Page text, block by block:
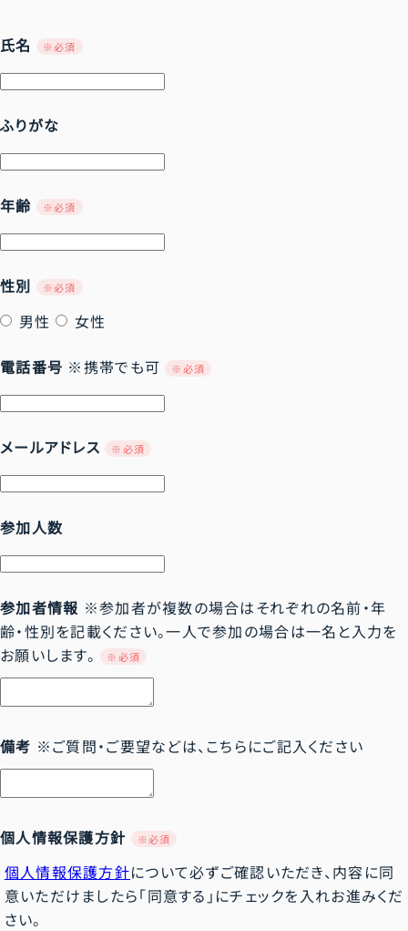
入院のご案内パンフレット
がん診療
医師紹介
腎臓内科
糖尿病内分泌代謝内科
血液内科
膠原病内科
心身医療科
心臓血管外科
耳鼻咽喉科
眼科
皮膚科
形成外科
放射線科
麻酔科
病理診断科
産婦人科
医療安全管理室
感染管理室
栄養科
臨床検査科
薬剤科
外来化学療法センター
透析センター
栄養サポートチーム（NST）
緩和ケアチーム
その他
医療連携支援センター
訪問看護ステーションさくら
医師紹介
病院機能評価
病院指標
フロアガイド
アクセス
倫理審査会がん診療
がん看護
がん相談
関連病院・リンク
施設基準
院内ご案内動画
患者相談室
患者さんのご紹介
セカンドオピニオンについて
登録医一覧
医師会連携
よくある質問
氏名 ※必須
ふりがな
年齢 ※必須
性別 ※必須
男性 女性
電話番号 ※携帯でも可 ※必須
メールアドレス ※必須
参加人数
参加者情報 ※参加者が複数の場合はそれぞれの名前・年
齢・性別を記載ください。一人で参加の場合は一名と入力を
お願いします。
※必須
備考 ※ご質問・ご要望などは、こちらにご記入ください
個人情報保護方針 ※必須
個人情報保護方針について必ずご確認いただき、内容に同
意いただけましたら「同意する」にチェックを入れお進みくだ
さい。